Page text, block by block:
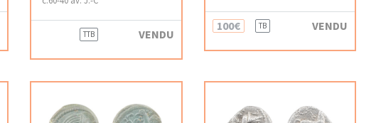
TTB VENDU
100€ TB VENDU